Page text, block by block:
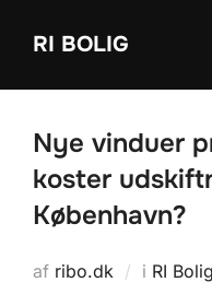
RI BOLIG
Nye vinduer
koster
København?
af ribo.dk i RI